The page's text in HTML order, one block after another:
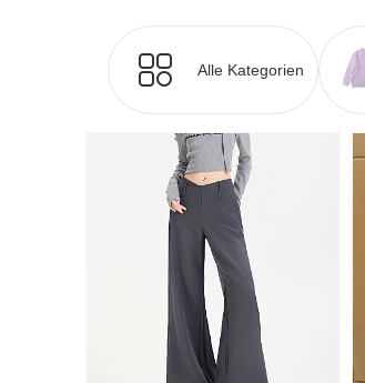
Alle Kategorien